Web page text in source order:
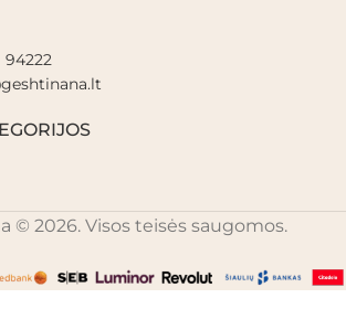
94222
© 2026. Visos teisės saugomos.